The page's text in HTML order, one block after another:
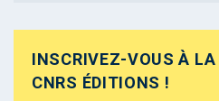
INSCRIVEZ-VOUS À LA
CNRS ÉDITIONS !